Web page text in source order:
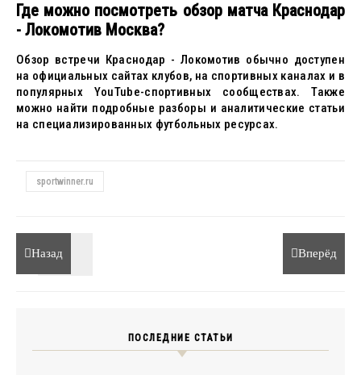
Где можно посмотреть обзор матча Краснодар
- Локомотив Москва?
Обзор встречи Краснодар - Локомотив обычно доступен
на официальных сайтах клубов, на спортивных каналах и в
популярных YouTube-спортивных сообществах. Также
можно найти подробные разборы и аналитические статьи
на специализированных футбольных ресурсах.
sportwinner.ru
Назад Вперёд
ПОСЛЕДНИЕ СТАТЬИ